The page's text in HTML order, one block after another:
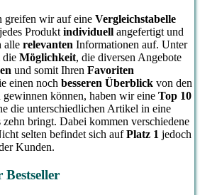
greifen wir auf eine Vergleichstabelle
Produkt individuell angefertigt und
alle relevanten Informationen auf. Unter
die Möglichkeit, die diversen Angebote
und somit Ihren Favoriten
einen noch besseren Überblick von den
gewinnen können, haben wir eine Top 10
die unterschiedlichen Artikel in eine
zehn bringt. Dabei kommen verschiedene
selten befindet sich aufPlatz 1 jedoch
Kunden.